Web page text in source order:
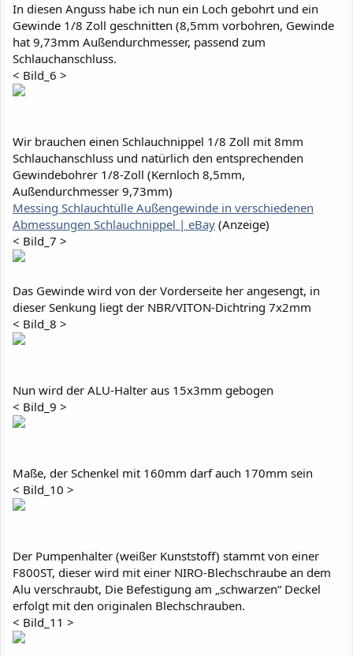
In diesen Anguss habe ich nun ein Loch gebohrt und ein
Gewinde 1/8 Zoll geschnitten (8,5mm vorbohren, Gewinde
hat 9,73mm Außendurchmesser, passend zum
Schlauchanschluss.
< Bild_6 >
Wir brauchen einen Schlauchnippel 1/8 Zoll mit 8mm
Schlauchanschluss und natürlich den entsprechenden
Gewindebohrer 1/8-Zoll (Kernloch 8,5mm,
Außendurchmesser 9,73mm)
Messing Schlauchtülle Außengewinde in verschiedenen
Abmessungen Schlauchnippel | eBay (Anzeige)
< Bild_7 >
Das Gewinde wird von der Vorderseite her angesengt, in
dieser Senkung liegt der NBR/VITON-Dichtring 7x2mm
< Bild_8 >
Nun wird der ALU-Halter aus 15x3mm gebogen
< Bild_9 >
Maße, der Schenkel mit 160mm darf auch 170mm sein
< Bild_10 >
Der Pumpenhalter (weißer Kunststoff) stammt von einer
F800ST, dieser wird mit einer NIRO-Blechschraube an dem
Alu verschraubt, Die Befestigung am „schwarzen“ Deckel
erfolgt mit den originalen Blechschrauben.
< Bild_11 >